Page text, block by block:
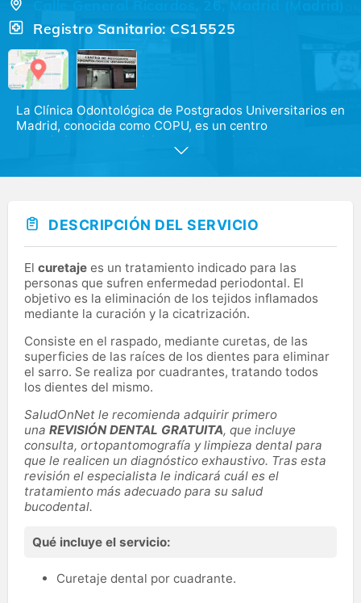
Registro Sanitario: CS15525
La Clínica Odontológica de Postgrados Universitarios en
Madrid, conocida como COPU, es un centro
especializado en servicios dentales situado en la zona
profesionales altamente capacitados y experimentados
se especializa en prestar una atención dental de
primera clase con una tecnología dental de última
generación.
Entre los principales servicios que ofrecemos se
encuentran: los implantes dentales, la ortodoncia, la
estética dental y la odontología conservadora.
DESCRIPCIÓN DEL SERVICIO
El curetaje es un tratamiento indicado para las
personas que sufren enfermedad periodontal. El
objetivo es la eliminación de los tejidos inflamados
mediante la curación y la cicatrización.
Consiste en el raspado, mediante curetas, de las
superficies de las raíces de los dientes para eliminar
el sarro. Se realiza por cuadrantes, tratando todos
los dientes del mismo.
SaludOnNet le recomienda adquirir primero
una REVISIÓN DENTAL GRATUITA, que incluye
consulta, ortopantomografía y limpieza dental para
que le realicen un diagnóstico exhaustivo. Tras esta
revisión el especialista le indicará cuál es el
tratamiento más adecuado para su salud
bucodental.
Qué incluye el servicio:
Curetaje dental por cuadrante.